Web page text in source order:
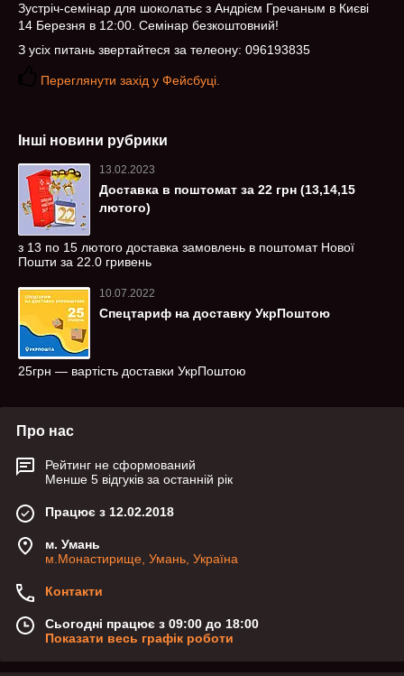
Зустріч-семінар для шоколатьє з Андрієм Гречаным в Києві
14 Березня в 12:00. Семінар безкоштовний!
З усіх питань звертайтеся за телеону: 096193835
Переглянути захід у Фейсбуці.
Інші новини рубрики
13.02.2023
Доставка в поштомат за 22 грн (13,14,15
лютого)
з 13 по 15 лютого доставка замовлень в поштомат Нової
Пошти за 22.0 гривень
10.07.2022
Спецтариф на доставку УкрПоштою
25грн — вартість доставки УкрПоштою
Про нас
Рейтинг не сформований
Менше 5 відгуків за останній рік
Працює з 12.02.2018
м. Умань
м.Монастирище, Умань, Україна
Контакти
Сьогодні працює з 09:00 до 18:00
Показати весь графік роботи